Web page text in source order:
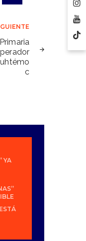
Primaria
c
YA